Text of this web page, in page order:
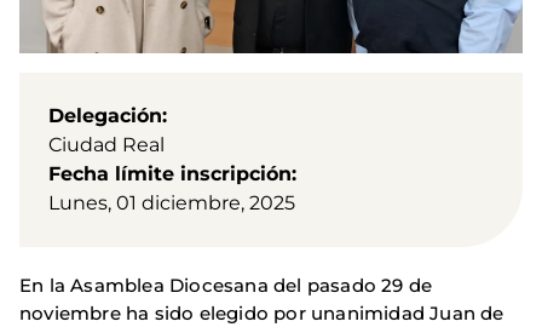
Delegación
Ciudad Real
Fecha límite inscripción
Lunes, 01 diciembre, 2025
En la Asamblea Diocesana del pasado 29 de
noviembre ha sido elegido por unanimidad Juan de